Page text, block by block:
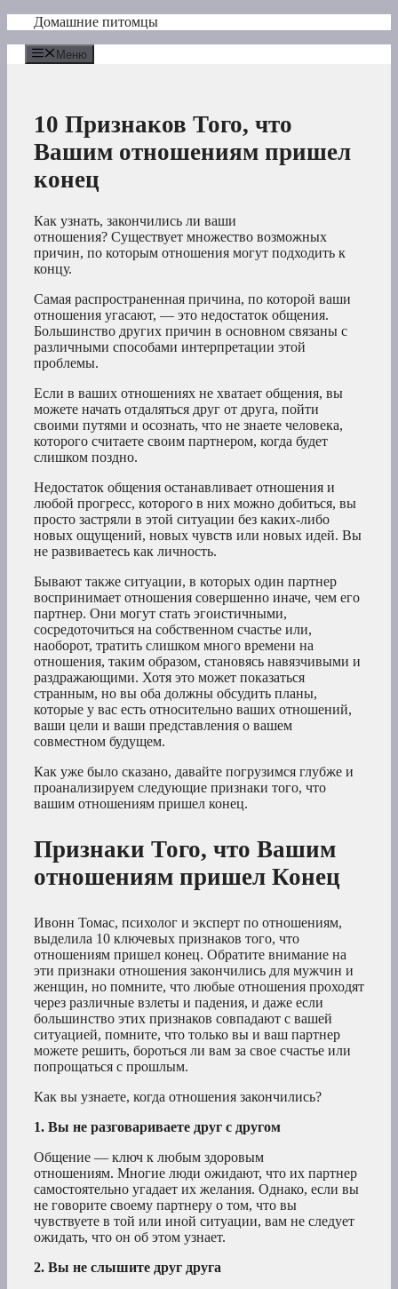
Перейти
содержимому
Домашние питомцы
Меню
10 Признаков Того, что
Вашим отношениям пришел
конец
Как узнать, закончились ли ваши
отношения? Существует множество возможных
причин, по которым отношения могут подходить к
концу.
Самая распространенная причина, по которой ваши
отношения угасают, — это недостаток общения.
Большинство других причин в основном связаны с
различными способами интерпретации этой
проблемы.
Если в ваших отношениях не хватает общения, вы
можете начать отдаляться друг от друга, пойти
своими путями и осознать, что не знаете человека,
которого считаете своим партнером, когда будет
слишком поздно.
Недостаток общения останавливает отношения и
любой прогресс, которого в них можно добиться, вы
просто застряли в этой ситуации без каких-либо
новых ощущений, новых чувств или новых идей. Вы
не развиваетесь как личность.
Бывают также ситуации, в которых один партнер
воспринимает отношения совершенно иначе, чем его
партнер. Они могут стать эгоистичными,
сосредоточиться на собственном счастье или,
наоборот, тратить слишком много времени на
отношения, таким образом, становясь навязчивыми и
раздражающими. Хотя это может показаться
странным, но вы оба должны обсудить планы,
которые у вас есть относительно ваших отношений,
ваши цели и ваши представления о вашем
совместном будущем.
Как уже было сказано, давайте погрузимся глубже и
проанализируем следующие признаки того, что
вашим отношениям пришел конец.
Признаки Того, что Вашим
отношениям пришел Конец
Ивонн Томас, психолог и эксперт по отношениям,
выделила 10 ключевых признаков того, что
отношениям пришел конец. Обратите внимание на
эти признаки отношения закончились для мужчин и
женщин, но помните, что любые отношения проходят
через различные взлеты и падения, и даже если
большинство этих признаков совпадают с вашей
ситуацией, помните, что только вы и ваш партнер
можете решить, бороться ли вам за свое счастье или
попрощаться с прошлым.
Как вы узнаете, когда отношения закончились?
1. Вы не разговариваете друг с другом
Общение — ключ к любым здоровым
отношениям. Многие люди ожидают, что их партнер
самостоятельно угадает их желания. Однако, если вы
не говорите своему партнеру о том, что вы
чувствуете в той или иной ситуации, вам не следует
ожидать, что он об этом узнает.
2. Вы не слышите друг друга